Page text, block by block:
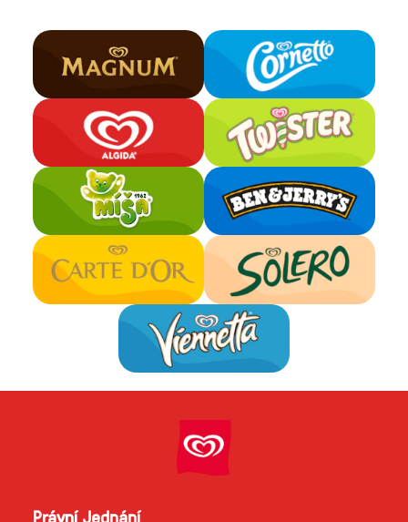
Právní Jednání